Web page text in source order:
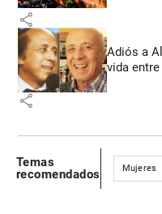
share
Adiós a
vida
share
Temas
recomendados
Mujeres